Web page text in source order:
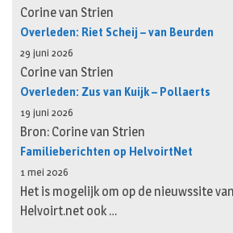
Corine van Strien
Overleden: Riet Scheij – van Beurden
29 juni 2026
Corine van Strien
Overleden: Zus van Kuijk – Pollaerts
19 juni 2026
Bron: Corine van Strien
Familieberichten op HelvoirtNet
1 mei 2026
Het is mogelijk om op de nieuwssite van
Helvoirt.net ook …